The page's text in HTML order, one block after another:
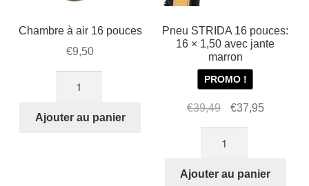
Chambre à air 16 pouces
€9,50
Chambre
Ajouter au panier
Pneu STRIDA 16 pouces:
16 × 1,50 avec jante
marron
PROMO !
€39,49
Le
initial
€39,49.
€37,95Le
€37,95.
Pneu
Ajouter au panier